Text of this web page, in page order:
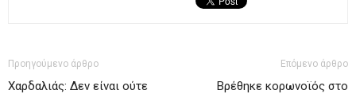
Προηγούμενο άρθρο
Χαρδαλιάς: Δεν είναι ούτε
Επόμενο άρθρο
Βρέθηκε κορωνοϊός στο